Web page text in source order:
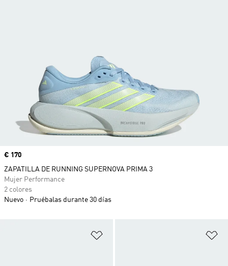
Precio
€ 170
ZAPATILLA DE RUNNING SUPERNOVA PRIMA 3
Mujer Performance
2 colores
Nuevo
Pruébalas durante 30 días